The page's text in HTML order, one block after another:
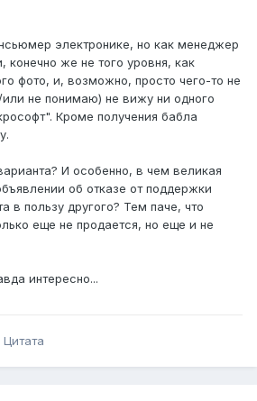
электронике, но как менеджер
конечно же не того уровня, как
фото, и, возможно, просто чего-то не
не понимаю) не вижу ни одного
Кроме получения бабла
И особенно, в чем великая
об отказе от поддержки
в пользу другого? Тем паче, что
еще не продается, но еще и не
интересно...
Цитата